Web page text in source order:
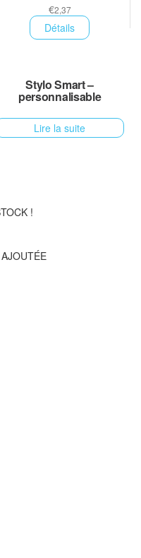
€2,37
Détails
Stylo Smart –
personnalisable
Lire la suite